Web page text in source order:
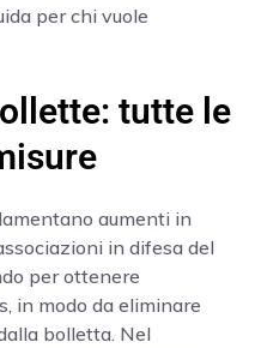
per chi vuole
tutte le
aumenti in
in difesa del
per ottenere
in modo da eliminare
bolletta. Nel